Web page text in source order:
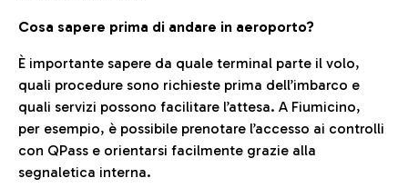
Cosa sapere prima di andare in aeroporto?
È importante sapere da quale terminal parte il volo,
quali procedure sono richieste prima dell’imbarco e
quali servizi possono facilitare l’attesa. A Fiumicino,
per esempio, è possibile prenotare l’accesso ai controlli
con QPass e orientarsi facilmente grazie alla
segnaletica interna.